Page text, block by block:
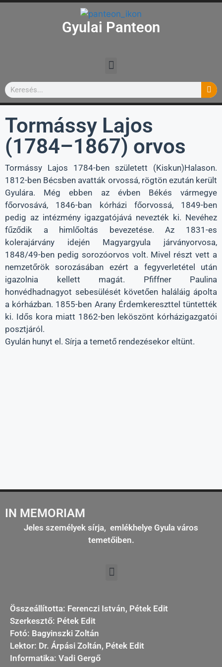
Gyulai Panteon
Tormássy Lajos
(1784–1867) orvos
Tormássy Lajos 1784-ben született (Kiskun)Halason.
1812-ben Bécsben avatták orvossá, rögtön ezután került
Gyulára. Még ebben az évben Békés vármegye
főorvosává, 1846-ban kórházi főorvossá, 1849-ben
pedig az intézmény igazgatójává nevezték ki. Nevéhez
fűződik a himlőoltás bevezetése. Az 1831-es
kolerajárvány idején Magyargyula járványorvosa,
1848/49-ben pedig sorozóorvos volt. Mivel részt vett a
nemzetőrök sorozásában ezért a fegyverletétel után
igazolnia kellett magát. Pfiffner Paulina
honvédhadnagyot sebesülését követően haláláig ápolta
a kórházban. 1855-ben Arany Érdemkereszttel tüntették
ki. Idős kora miatt 1862-ben leköszönt kórházigazgatói
posztjáról.
Gyulán hunyt el. Sírja a temető rendezésekor eltünt.
IN MEMORIAM
Jeles személyek sírja, emlékhelye Gyula város
temetőiben.
Összeállította: Ferenczi István, Pétek Edit
Szerkesztő: Pétek Edit
Fotó: Bagyinszki Zoltán
Lektor: Dr. Árpási Zoltán, Pétek Edit
Informatika: Vadi Gergő